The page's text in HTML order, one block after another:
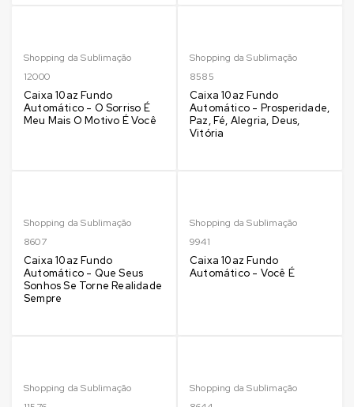
Shopping da Sublimação
12000
Caixa 10az Fundo
Automático - O Sorriso É
Meu Mais O Motivo É Você
Shopping da Sublimação
8585
Caixa 10az Fundo
Automático - Prosperidade,
Paz, Fé, Alegria, Deus,
Vitória
Shopping da Sublimação
8607
Caixa 10az Fundo
Automático - Que Seus
Sonhos Se Torne Realidade
Sempre
Shopping da Sublimação
9941
Caixa 10az Fundo
Automático - Você É
Shopping da Sublimação
Shopping da Sublimação